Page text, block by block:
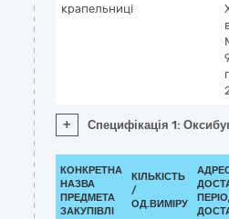
крапельниці
+ Специфікація 1:
КОНКРЕТНА
НАЗВА
ПРЕДМЕТА
ЗАКУПІВЛІ
КІЛЬКІСТЬ
/
ОД.ВИМІРУ